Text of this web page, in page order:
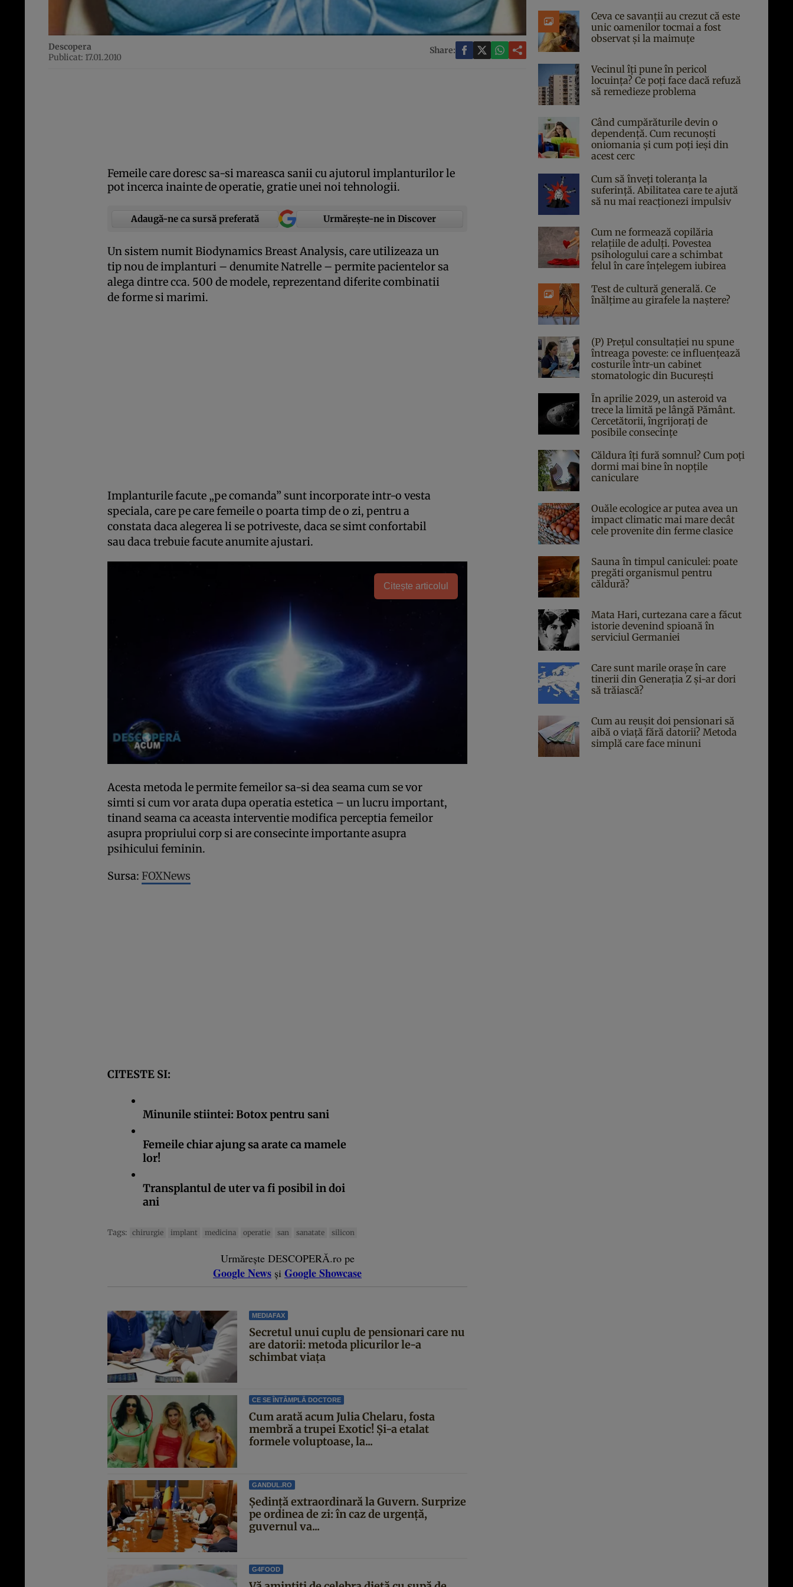
Descopera
Publicat: 17.01.2010
Share:
Femeile care doresc sa-si mareasca sanii cu ajutorul implanturilor le
pot incerca inainte de operatie, gratie unei noi tehnologii.
Adaugă-ne ca sursă preferată Urmărește-ne in Discover
Un sistem numit Biodynamics Breast Analysis, care utilizeaza un
tip nou de implanturi – denumite Natrelle – permite pacientelor sa
alega dintre cca. 500 de modele, reprezentand diferite combinatii
de forme si marimi.
Implanturile facute „pe comanda” sunt incorporate intr-o vesta
speciala, care pe care femeile o poarta timp de o zi, pentru a
constata daca alegerea li se potriveste, daca se simt confortabil
sau daca trebuie facute anumite ajustari.
Citește articolul
Acesta metoda le permite femeilor sa-si dea seama cum se vor
simti si cum vor arata dupa operatia estetica – un lucru important,
tinand seama ca aceasta interventie modifica perceptia femeilor
asupra propriului corp si are consecinte importante asupra
psihicului feminin.
Sursa: FOXNews
CITESTE SI:
Minunile stiintei: Botox pentru sani
Femeile chiar ajung sa arate ca mamele
lor!
Transplantul de uter va fi posibil in doi
ani
Tags: chirurgie implant medicina operatie san sanatate silicon
Urmărește DESCOPERĂ.ro pe
Google News și Google Showcase
MEDIAFAX
Secretul unui cuplu de pensionari care nu
are datorii: metoda plicurilor le-a
schimbat viața
CE SE ÎNTÂMPLĂ DOCTORE
Cum arată acum Julia Chelaru, fosta
membră a trupei Exotic! Și-a etalat
formele voluptoase, la...
GANDUL.RO
Şedinţă extraordinară la Guvern. Surprize
pe ordinea de zi: în caz de urgență,
guvernul va...
G4FOOD
Ceva ce savanții au crezut că este
unic oamenilor tocmai a fost
observat și la maimuțe
Vecinul îți pune în pericol
locuința? Ce poți face dacă refuză
să remedieze problema
Când cumpărăturile devin o
dependență. Cum recunoști
oniomania și cum poți ieși din
acest cerc
Cum să înveți toleranța la
suferință. Abilitatea care te ajută
să nu mai reacționezi impulsiv
Cum ne formează copilăria
relațiile de adulți. Povestea
psihologului care a schimbat
felul în care înțelegem iubirea
Test de cultură generală. Ce
înălțime au girafele la naștere?
(P) Prețul consultației nu spune
întreaga poveste: ce influențează
costurile într-un cabinet
stomatologic din București
În aprilie 2029, un asteroid va
trece la limită pe lângă Pământ.
Cercetătorii, îngrijorați de
posibile consecințe
Căldura îți fură somnul? Cum poți
dormi mai bine în nopțile
caniculare
Ouăle ecologice ar putea avea un
impact climatic mai mare decât
cele provenite din ferme clasice
Sauna în timpul caniculei: poate
pregăti organismul pentru
căldură?
Mata Hari, curtezana care a făcut
istorie devenind spioană în
serviciul Germaniei
Care sunt marile orașe în care
tinerii din Generația Z și-ar dori
să trăiască?
Cum au reușit doi pensionari să
aibă o viață fără datorii? Metoda
simplă care face minuni